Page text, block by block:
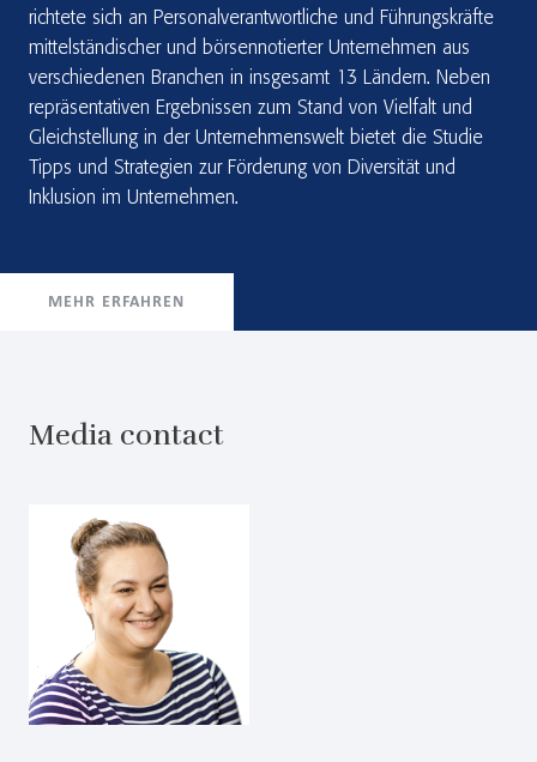
richtete sich an Personalverantwortliche und Führungskräfte
mittelständischer und börsennotierter Unternehmen aus
verschiedenen Branchen in insgesamt 13 Ländern. Neben
repräsentativen Ergebnissen zum Stand von Vielfalt und
Gleichstellung in der Unternehmenswelt bietet die Studie
Tipps und Strategien zur Förderung von Diversität und
Inklusion im Unternehmen.
MEHR ERFAHREN
Media contact